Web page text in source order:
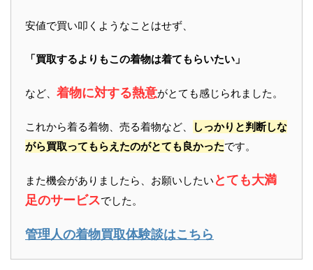
安値で買い叩くようなことはせず、
「買取するよりもこの着物は着てもらいたい」
など、 着物に対する熱意がとても感じられました。
これから着る着物、売る着物など、
しっかりと判断しな
がら買取ってもらえたのがとても良かったです。
また機会がありましたら、お願いしたい とても大満
足のサービスでした。
管理人の着物買取体験談はこちら